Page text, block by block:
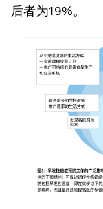
后者为19%。